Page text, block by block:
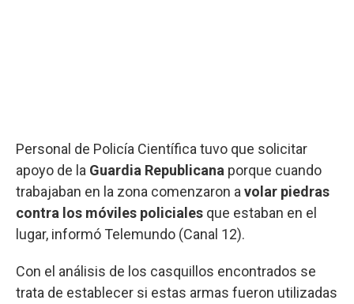
Personal de Policía Científica tuvo que solicitar
apoyo de la Guardia Republicana porque cuando
trabajaban en la zona comenzaron a volar piedras
contra los móviles policiales que estaban en el
lugar, informó Telemundo (Canal 12).
Con el análisis de los casquillos encontrados se
trata de establecer si estas armas fueron utilizadas